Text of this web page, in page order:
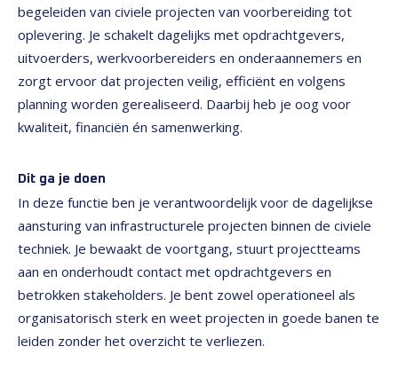
begeleiden van civiele projecten van voorbereiding tot
oplevering. Je schakelt dagelijks met opdrachtgevers,
uitvoerders, werkvoorbereiders en onderaannemers en
zorgt ervoor dat projecten veilig, efficiënt en volgens
planning worden gerealiseerd. Daarbij heb je oog voor
kwaliteit, financiën én samenwerking.
Dit ga je doen
In deze functie ben je verantwoordelijk voor de dagelijkse
aansturing van infrastructurele projecten binnen de civiele
techniek. Je bewaakt de voortgang, stuurt projectteams
aan en onderhoudt contact met opdrachtgevers en
betrokken stakeholders. Je bent zowel operationeel als
organisatorisch sterk en weet projecten in goede banen te
leiden zonder het overzicht te verliezen.